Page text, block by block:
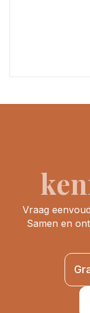
Vraag
Samen en